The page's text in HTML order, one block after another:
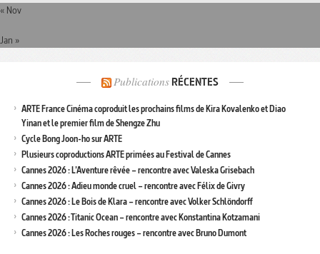
« Nov
Jan »
Publications RÉCENTES
ARTE France Cinéma coproduit les prochains films de Kira Kovalenko et Diao
Yinan et le premier film de Shengze Zhu
Cycle Bong Joon-ho sur ARTE
Plusieurs coproductions ARTE primées au Festival de Cannes
Cannes 2026 : L’Aventure rêvée – rencontre avec Valeska Grisebach
Cannes 2026 : Adieu monde cruel – rencontre avec Félix de Givry
Cannes 2026 : Le Bois de Klara – rencontre avec Volker Schlöndorff
Cannes 2026 : Titanic Ocean – rencontre avec Konstantina Kotzamani
Cannes 2026 : Les Roches rouges – rencontre avec Bruno Dumont